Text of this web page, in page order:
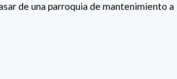
de una parroquia de mantenimiento a